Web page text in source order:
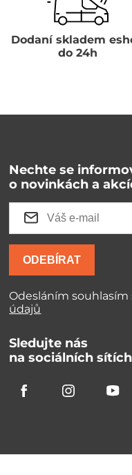
Dodaní skladem
do 24h
Nechte se
o novinkách a
ODEBÍRAT
Odesláním
údajů
Sledujte nás
na sociálních sítích